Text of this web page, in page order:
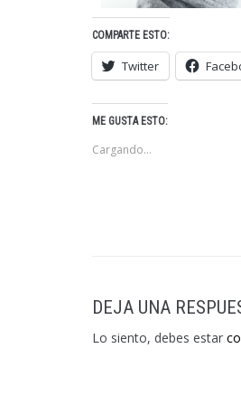
COMPARTE ESTO:
Twitter
ME GUSTA ESTO:
Cargando...
DEJA UNA
Lo siento, debes estar